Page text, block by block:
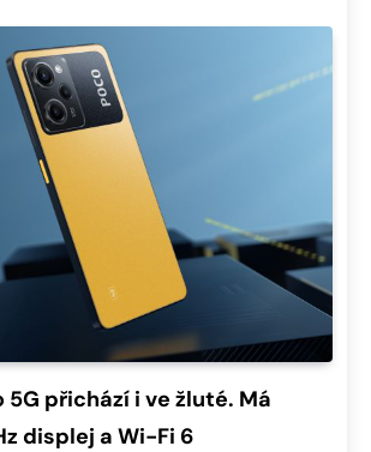
5G přichází i ve žluté. Má
displej a Wi-Fi 6